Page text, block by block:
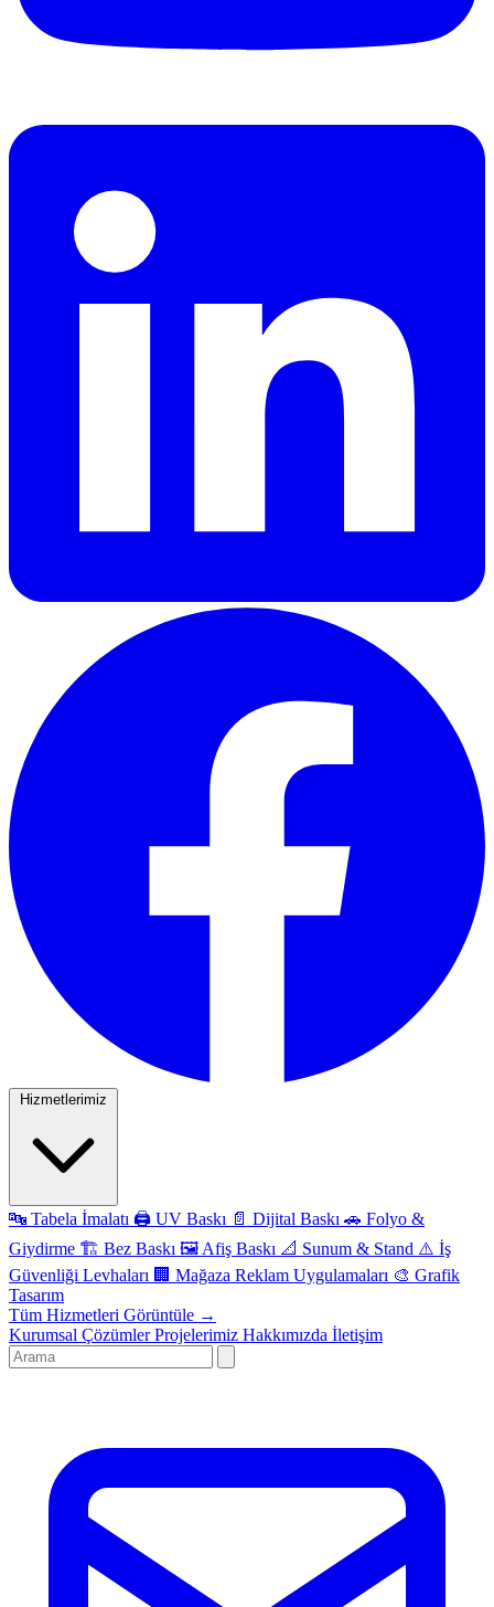
🔤 Tabela İmalatı 🖨️ UV Baskı 📄 Dijital Baskı 🚗 Folyo &
Giydirme 🏗️ Bez Baskı 🖼️ Afiş Baskı 📐 Sunum & Stand ⚠️ İş
Güvenliği Levhaları 🏢 Mağaza Reklam Uygulamaları 🎨 Grafik
Tasarım
Tüm Hizmetleri Görüntüle →
Kurumsal ÇözümlerProjelerimiz Hakkımızda İletişim